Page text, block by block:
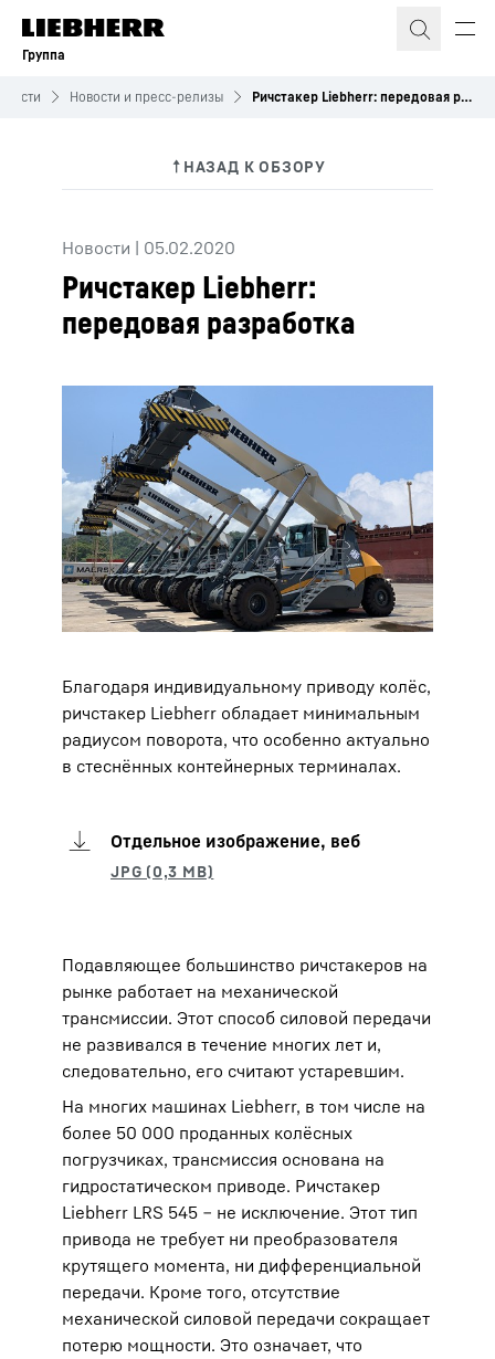
Группа
Новости и пресс-релизы Ричстакер Liebherr: передовая разработка
Новости | 05.02.2020
Ричстакер Liebherr:
передовая разработка
Благодаря индивидуальному приводу колёс,
ричстакер Liebherr обладает минимальным
радиусом поворота, что особенно актуально
в стеснённых контейнерных терминалах.
Отдельное изображение, веб
Подавляющее большинство ричстакеров на
рынке работает на механической
трансмиссии. Этот способ силовой передачи
не развивался в течение многих лет и,
следовательно, его считают устаревшим.
На многих машинах Liebherr, в том числе на
более 50 000 проданных колёсных
погрузчиках, трансмиссия основана на
гидростатическом приводе. Ричстакер
Liebherr LRS 545 ‒ не исключение. Этот тип
привода не требует ни преобразователя
крутящего момента, ни дифференциальной
передачи. Кроме того, отсутствие
механической силовой передачи сокращает
потерю мощности. Это означает, что